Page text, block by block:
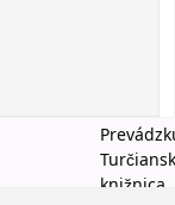
knižnica